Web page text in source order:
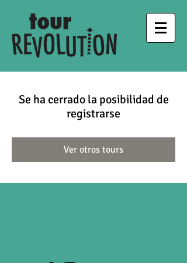
Se ha cerrado la posibilidad de
registrarse
Ver otros tours